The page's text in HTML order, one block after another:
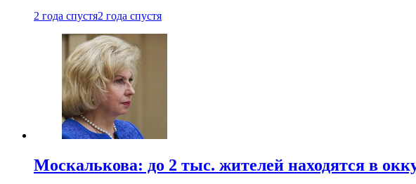
2 года спустя2 года спустя
Москалькова: до 2 тыс. жителей находятся в